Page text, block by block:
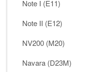
Note I (E11)
Note II (E12)
NV200 (M20)
Navara (D23M)